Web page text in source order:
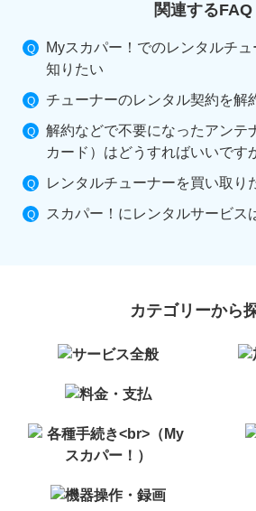
関連するFAQ
Myスカパー！でのレンタルチ
知りたい
チューナーのレンタル契約を解
解約などで不要になったアンテ
カード）はどうすればいいです
レンタルチューナーを買い取り
スカパー！にレンタルサービス
カテゴリーから